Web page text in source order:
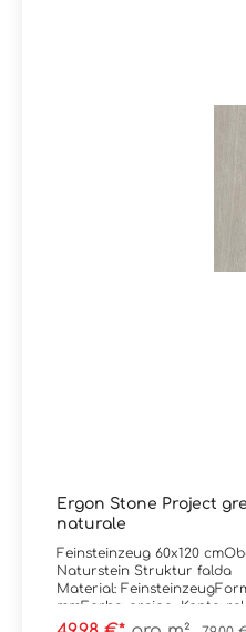
Ergon Stone Project
naturale
Feinsteinzeug 60x120
Naturstein Struktur falda
Material:
mmFarbe: greige Kante:
/ mattAbrieb/Trittsicherheit: